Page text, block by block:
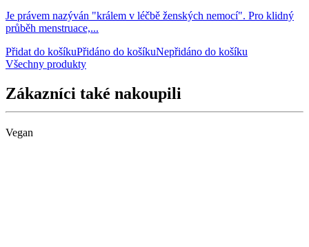
Je právem nazýván "králem v léčbě ženských nemocí". Pro klidný
průběh menstruace,...
Přidat do košíkuPřidáno do košíkuNepřidáno do košíku
Všechny produkty
Zákazníci také nakoupili
Vegan